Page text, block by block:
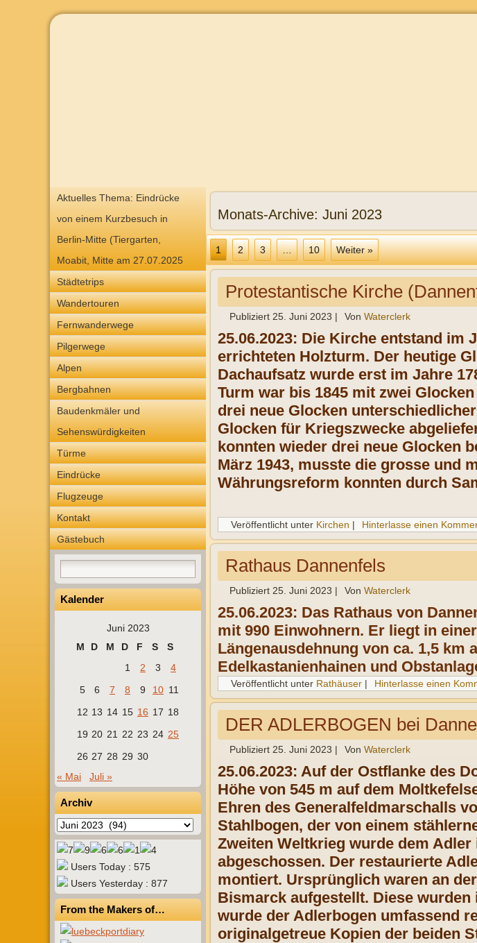
Aktuelles Thema: Eindrücke
von einem Kurzbesuch in
Berlin-Mitte (Tiergarten,
Moabit, Mitte am 27.07.2025
Städtetrips
Wandertouren
Fernwanderwege
Pilgerwege
Alpen
Bergbahnen
Baudenkmäler und
Sehenswürdigkeiten
Türme
Eindrücke
Flugzeuge
Kontakt
Gästebuch
Kalender
Juni 2023
M
D M D F S
S
1
2 3
4
5
6 7 8 9 10 11
12 13 14 15 16 17 18
19 20 21 22 23 24 25
26 27 28 29 30
« Mai
Juli »
Archiv
Archiv
Users Today : 575
Users Yesterday : 877
From the Makers of…
Monats-Archive: Juni 2023
1 2 3 … 10 Weiter »
Protestantische Kirche
Publiziert 25. Juni 2023 | Von Waterclerk
25.06.2023: Die Kirche entstand im
errichteten Holzturm. Der heutige
Dachaufsatz wurde erst im Jahre
Turm war bis 1845 mit zwei
drei neue Glocken
Glocken für Kriegszwecke
konnten wieder drei neue Glocken
März 1943, musste die grosse und
Währungsreform konnten durch
Veröffentlicht unter Kirchen | Hinterlasse einen
Rathaus Dannenfels
Publiziert 25. Juni 2023 | Von Waterclerk
25.06.2023: Das Rathaus von
mit 990 Einwohnern. Er liegt in
Längenausdehnung von ca. 1,5 km
Edelkastanienhainen und
Veröffentlicht unter Rathäuser | Hinterlasse einen
DER ADLERBOGEN bei
Publiziert 25. Juni 2023 | Von Waterclerk
25.06.2023: Auf der Ostflanke des
Höhe von 545 m auf dem
Ehren des Generalfeldmarschalls
Stahlbogen, der von einem
Zweiten Weltkrieg wurde dem
abgeschossen. Der restaurierte
montiert. Ursprünglich waren an
Bismarck aufgestellt. Diese
wurde der Adlerbogen umfassend
originalgetreue Kopien der beiden